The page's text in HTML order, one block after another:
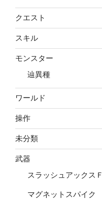
クエスト
スキル
モンスター
辿異種
ワールド
操作
未分類
武器
スラッシュアックスＦ
マグネットスパイク